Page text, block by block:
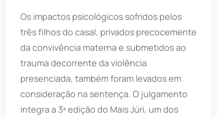
Os impactos psicológicos sofridos pelos
três filhos do casal, privados precocemente
da convivência materna e submetidos ao
trauma decorrente da violência
presenciada, também foram levados em
consideração na sentença. O julgamento
integra a 3ª edição do Mais Júri, um dos